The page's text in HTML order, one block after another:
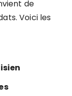
de
Voici les